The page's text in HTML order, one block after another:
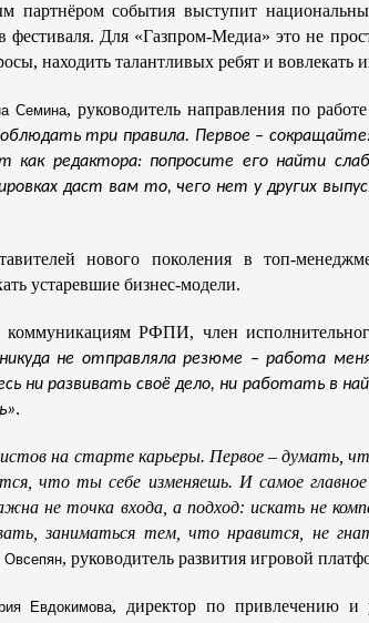
события выступит
Для «Газпром-Медиа» это не
находить талантливых ребят и вовлекать
Семина, руководитель направления по
три правила. Первое –
как редактора: попросите его найти
даст вам то, чего нет у других
нового поколения в топ-
устаревшие бизнес-модели.
РФПИ, член
не отправляла резюме – работа
ни развивать своё дело, ни работать в
.
на старте карьеры. Первое – думать,
что ты себе изменяешь. И самое
не точка входа, а подход: искать не
заниматься тем, что нравится, не
Овсепян, руководитель развития игровой
Евдокимова, директор по привлечению и